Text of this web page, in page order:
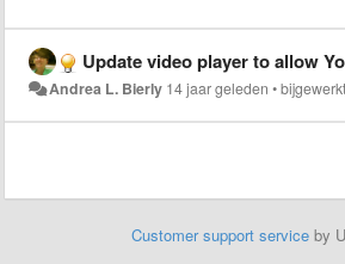
Update video player to allow YouTube-
Andrea L. Bierly 14 jaar geleden •bijgewerkt
Customer support service by